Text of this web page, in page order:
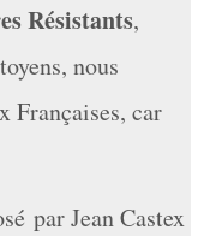
Résistants,
nous
Françaises, car
par Jean Castex